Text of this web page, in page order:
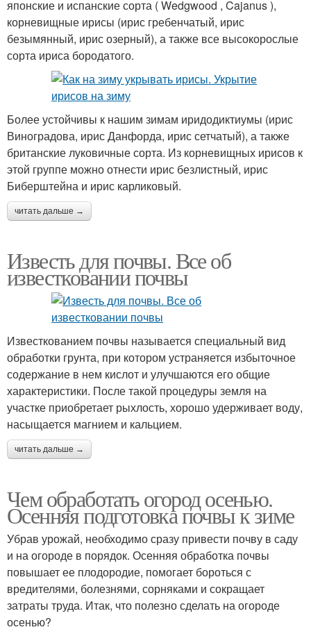
японские и испанские сорта ( Wedgwood , Cajanus ),
корневищные ирисы (ирис гребенчатый, ирис
безымянный, ирис озерный), а также все высокорослые
сорта ириса бородатого.
Более устойчивы к нашим зимам иридодиктиумы (ирис
Виноградова, ирис Данфорда, ирис сетчатый), а также
британские луковичные сорта. Из корневищных ирисов к
этой группе можно отнести ирис безлистный, ирис
Биберштейна и ирис карликовый.
читать дальше →
Известь для почвы. Все об
известковании почвы
Известкованием почвы называется специальный вид
обработки грунта, при котором устраняется избыточное
содержание в нем кислот и улучшаются его общие
характеристики. После такой процедуры земля на
участке приобретает рыхлость, хорошо удерживает воду,
насыщается магнием и кальцием.
читать дальше →
Чем обработать огород осенью.
Осенняя подготовка почвы к зиме
Убрав урожай, необходимо сразу привести почву в саду
и на огороде в порядок. Осенняя обработка почвы
повышает ее плодородие, помогает бороться с
вредителями, болезнями, сорняками и сокращает
затраты труда. Итак, что полезно сделать на огороде
осенью?